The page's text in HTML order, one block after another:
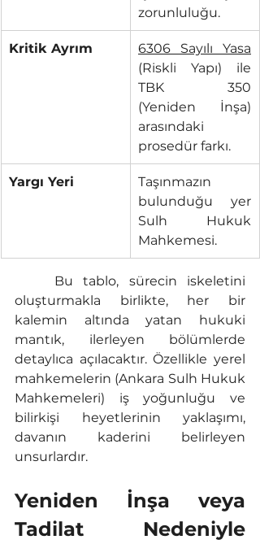
zorunluluğu.
Kritik Ayrım
6306 Sayılı Yasa
(Riskli Yapı) ile
TBK 350
(Yeniden İnşa)
arasındaki
prosedür farkı.
Yargı Yeri
Taşınmazın
bulunduğu yer
Sulh Hukuk
Mahkemesi.
oluşturmakla birlikte, her bir
kalemin altında yatan hukuki
mantık, ilerleyen bölümlerde
detaylıca açılacaktır. Özellikle yerel
mahkemelerin (Ankara Sulh Hukuk
Mahkemeleri) iş yoğunluğu ve
bilirkişi heyetlerinin yaklaşımı,
davanın kaderini belirleyen
unsurlardır.
Yeniden İnşa veya
Tadilat Nedeniyle